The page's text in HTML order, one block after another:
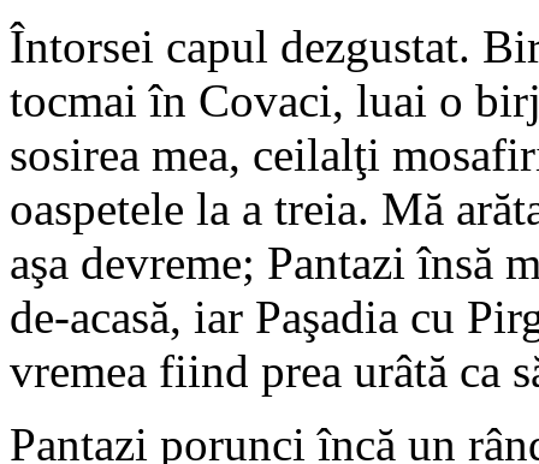
Întorsei capul dezgustat.
tocmai în Covaci, luai o
sosirea mea, ceilalţi
oaspetele la a treia. Mă
aşa devreme; Pantazi însă
de-acasă, iar Paşadia cu
vremea fiind prea urâtă ca
Pantazi porunci încă un